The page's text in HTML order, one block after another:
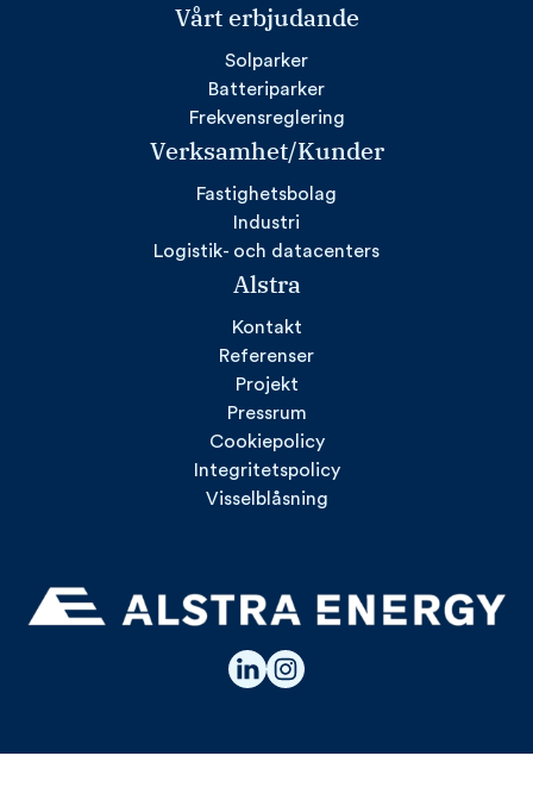
Vårt erbjudande
Solparker
Batteriparker
Frekvensreglering
Verksamhet/Kunder
Fastighetsbolag
Industri
Logistik- och datacenters
Alstra
Kontakt
Referenser
Projekt
Pressrum
Cookiepolicy
Integritetspolicy
Visselblåsning